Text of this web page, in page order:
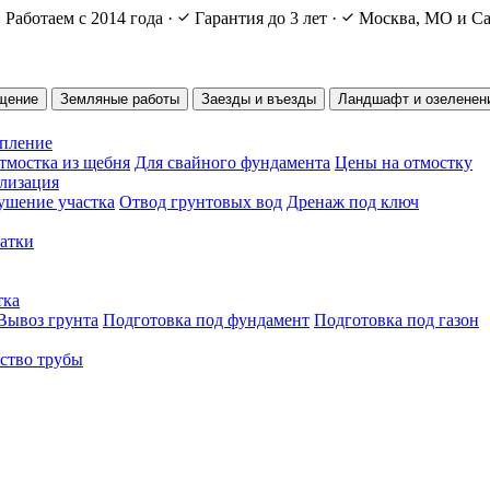
Работаем с 2014 года · Гарантия до 3 лет · Москва, МО и
Земляные работы Заезды и въезды Ландшафт и
из щебня Для свайного фундамента Цены на отмостку
участка Отвод грунтовых вод Дренаж под ключ
грунта Подготовка под фундамент Подготовка под газон
трубы